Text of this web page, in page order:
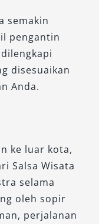
semakin
pengantin
disesuaikan
Anda.
ke luar kota,
Salsa Wisata
selama
oleh sopir
perjalanan